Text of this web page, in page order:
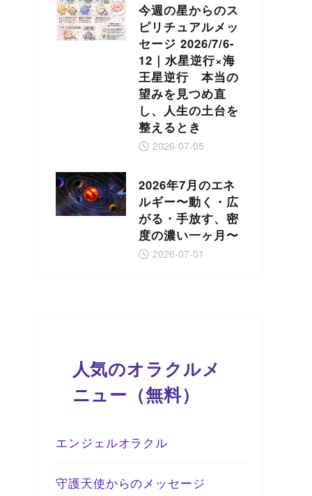
今週の星からのス
ピリチュアルメッ
セージ 2026/7/6-
12｜水星逆行×海
王星逆行 本当の
望みを見つめ直
し、人生の土台を
整えるとき
2026-07-05
2026年7月のエネ
ルギー〜動く・広
がる・手放す、密
度の濃い一ヶ月〜
2026-07-01
人気のオラクルメ
ニュー（無料）
エンジェルオラクル
守護天使からのメッセージ